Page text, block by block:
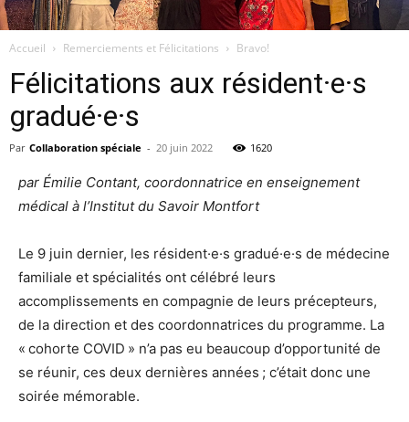
Accueil Remerciements et Félicitations Bravo!
Félicitations aux résident·e·s
gradué·e·s
Par Collaboration spéciale - 20 juin 2022 1620
par Émilie Contant, coordonnatrice en enseignement
médical à l’Institut du Savoir Montfort
Le 9 juin dernier, les résident·e·s gradué·e·s de médecine
familiale et spécialités ont célébré leurs
accomplissements en compagnie de leurs précepteurs,
de la direction et des coordonnatrices du programme. La
« cohorte COVID » n’a pas eu beaucoup d’opportunité de
se réunir, ces deux dernières années ; c’était donc une
soirée mémorable.